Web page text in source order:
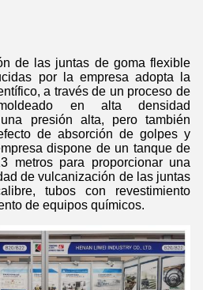
de las juntas de goma flexible
por la empresa adopta la
a través de un proceso de
en alta densidad
presión alta, pero también
de absorción de golpes y
dispone de un tanque de
metros para proporcionar una
de vulcanización de las juntas
tubos con revestimiento
de equipos químicos.